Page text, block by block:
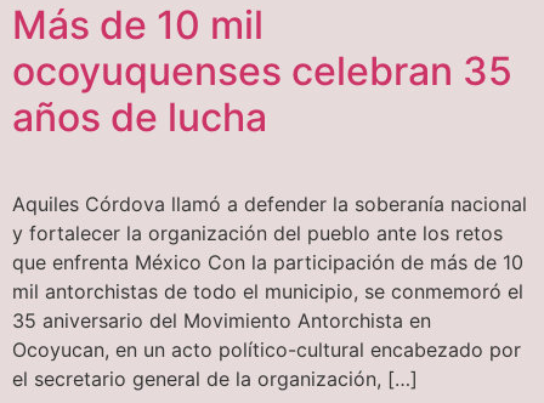
Más de 10 mil
ocoyuquenses celebran 35
años de lucha
Aquiles Córdova llamó a defender la soberanía nacional
y fortalecer la organización del pueblo ante los retos
que enfrenta México Con la participación de más de 10
mil antorchistas de todo el municipio, se conmemoró el
35 aniversario del Movimiento Antorchista en
Ocoyucan, en un acto político-cultural encabezado por
el secretario general de la organización, […]